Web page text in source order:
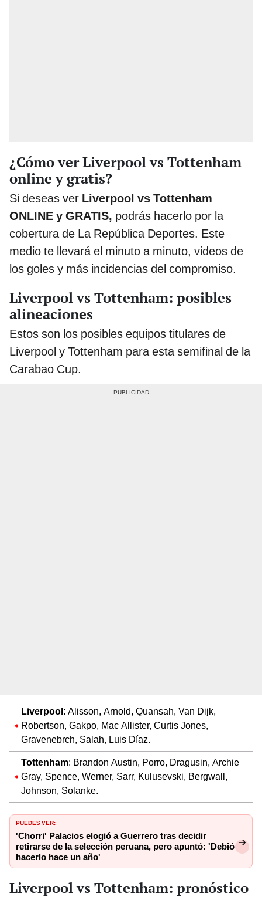
¿Cómo ver Liverpool vs Tottenham
online y gratis?
Si deseas ver Liverpool vs Tottenham
ONLINE y GRATIS, podrás hacerlo por la
cobertura de La República Deportes. Este
medio te llevará el minuto a minuto, videos de
los goles y más incidencias del compromiso.
Liverpool vs Tottenham: posibles
alineaciones
Estos son los posibles equipos titulares de
Liverpool y Tottenham para esta semifinal de la
Carabao Cup.
Liverpool: Alisson, Arnold, Quansah, Van Dijk,
Robertson, Gakpo, Mac Allister, Curtis Jones,
Gravenebrch, Salah, Luis Díaz.
Tottenham: Brandon Austin, Porro, Dragusin, Archie
Gray, Spence, Werner, Sarr, Kulusevski, Bergwall,
Johnson, Solanke.
PUEDES VER:
'Chorri' Palacios elogió a Guerrero tras decidir
retirarse de la selección peruana, pero apuntó: 'Debió
hacerlo hace un año'
Liverpool vs Tottenham: pronóstico